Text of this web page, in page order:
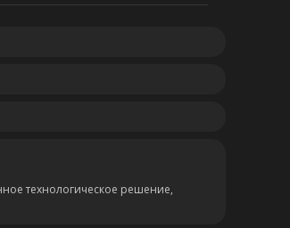
технологическое решение,